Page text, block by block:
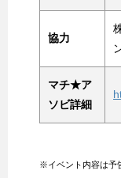
協力
マチ★ア
ソビ詳細
※イベント内容は予